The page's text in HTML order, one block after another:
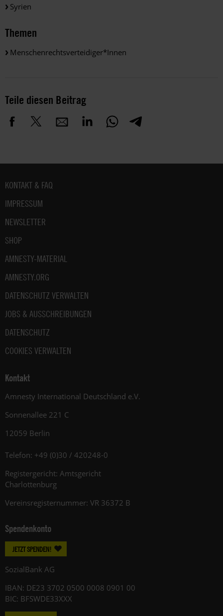
Syrien
Themen
Menschenrechtsverteidiger*innen
Teile diesen Beitrag
Fußbereich
KONTAKT & FAQ
IMPRESSUM
NEWSLETTER
SHOP
AMNESTY-MATERIAL
AMNESTY.ORG
DATENSCHUTZ VERWALTEN
JOBS & AUSSCHREIBUNGEN
DATENSCHUTZ
COOKIES VERWALTEN
Kontakt
Amnesty International Deutschland e.V.
Sonnenallee 221 C
12059 Berlin
Telefon: +49 (0)30 / 420248-0
Registergericht: Amtsgericht
Charlottenburg
Vereinsregisternummer: VR 36372 B
Spendenkonto
JETZT SPENDEN!
SozialBank AG
IBAN: DE23 3702 0500 0008 0901 00
BIC: BFSWDE33XXX